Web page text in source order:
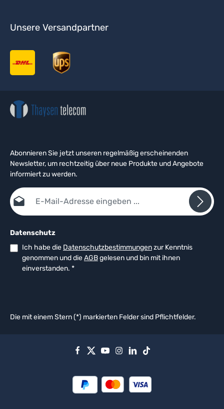
Unsere Versandpartner
Abonnieren Sie jetzt unseren regelmäßig erscheinenden
Newsletter, um rechtzeitig über neue Produkte und Angebote
informiert zu werden.
E-Mail-Adresse*
Datenschutz
Ich habe die Datenschutzbestimmungenzur Kenntnis
genommen und dieAGBgelesen und bin mit ihnen
einverstanden. *
Die mit einem Stern (*) markierten Felder sind Pflichtfelder.